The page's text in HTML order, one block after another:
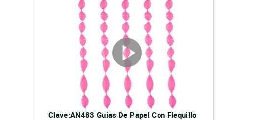
Clave:AN483 Guias De Papel Con Flequillo